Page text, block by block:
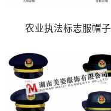
农业执法标志服帽子